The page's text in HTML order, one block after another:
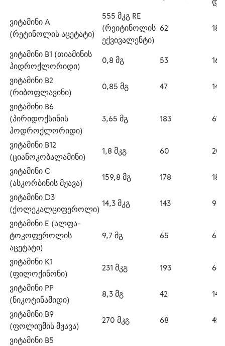
ვიტამინი А
(რეტინოლის აცეტატი)
555 მკგ RE
(რეიტინოლის
ექვივალენტი)
62
ვიტამინი B1 (თიამინის
ჰიდროქლორიდი)
0,8 მგ 53
16
ვიტამინი В2
(რიბოფლავინი)
0,85 მგ 47
14
ვიტამინი В6
(პირიდოქსინის
ჰოდროქლორიდი)
3,65 მგ 183 61
ვიტამინი В12
(ციანოკობალამინი)
1,8 მკგ 60
20
ვიტამინი С
(ასკორბინის მჟავა)
159,8 მგ 178
18
ვიტამინი D3
(ქოლეკალციფეროლი)
14,3 მკგ 143
95
ვიტამინი Е (ალფა-
ტოკოფეროლის
აცეტატი)
9,7 მგ 65 6,5
ვიტამინი K1
(ფილოქინონი)
231 მკგ 193
64
ვიტამინი PP
(ნიკოტინამიდი)
8,3 მგ 42
14
ვიტამინი B9
(ფოლიუმის მჟავა)
270 მკგ 68
45
ვიტამინი B5